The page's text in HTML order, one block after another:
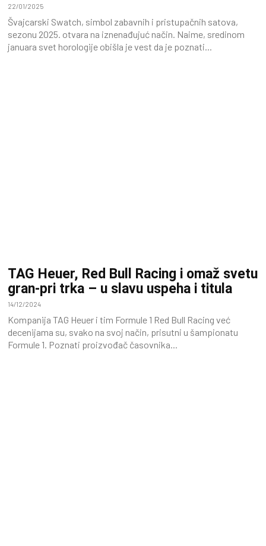
22/01/2025
Švajcarski Swatch, simbol zabavnih i pristupačnih satova,
sezonu 2025. otvara na iznenađujuć način. Naime, sredinom
januara svet horologije obišla je vest da je poznati...
TAG Heuer, Red Bull Racing i omaž svetu
gran-pri trka – u slavu uspeha i titula
14/12/2024
Kompanija TAG Heuer i tim Formule 1 Red Bull Racing već
decenijama su, svako na svoj način, prisutni u šampionatu
Formule 1. Poznati proizvođač časovnika...